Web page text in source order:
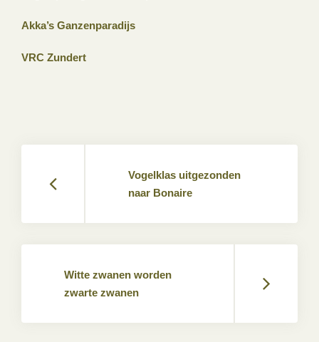
Akka’s Ganzenparadijs
VRC Zundert
Vogelklas uitgezonden
naar Bonaire
Witte zwanen worden
zwarte zwanen